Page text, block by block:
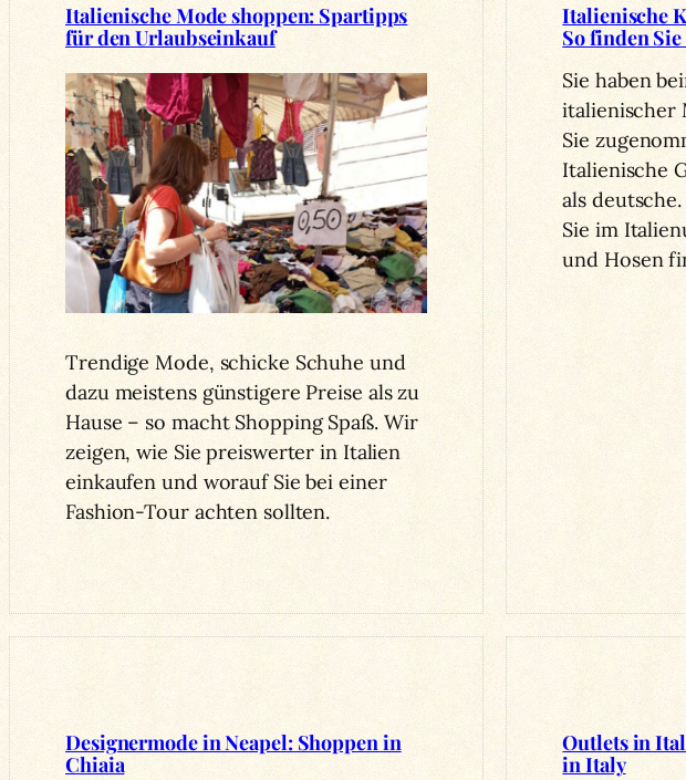
Italienische Mode shoppen: Spartipps
für den Urlaubseinkauf
Trendige Mode, schicke Schuhe und
dazu meistens günstigere Preise als zu
Hause – so macht Shopping Spaß. Wir
zeigen, wie Sie preiswerter in Italien
einkaufen und worauf Sie bei einer
Fashion-Tour achten sollten.
Italienische
So finden
Sie haben
italienischer
Sie
Italienische
als
Sie im
und Hosen
Designermode in Neapel: Shoppen in
Chiaia
Outlets in
in Italy